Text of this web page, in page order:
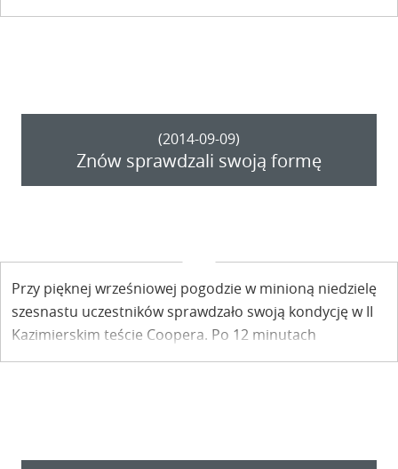
Ale to właśnie tu 22 listopada 42 r. w niedzielę
(2014-09-09)
Znów sprawdzali swoją formę
Przy pięknej wrześniowej pogodzie w minioną niedzielę
szesnastu uczestników sprawdzało swoją kondycję w II
Kazimierskim teście Coopera. Po 12 minutach
rywalizacji można było stwierdzić: jest lepiej!